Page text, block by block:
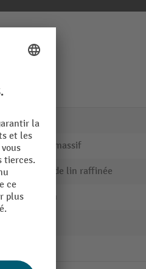
1
hêtre massif
Huile de lin raffinée
40 mm